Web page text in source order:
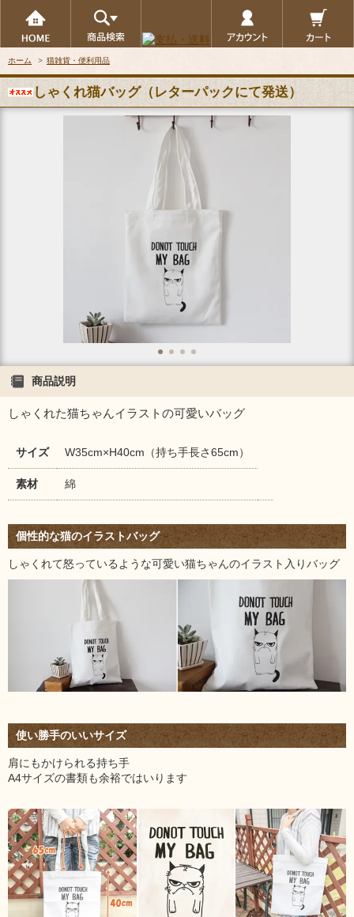
ホーム > 猫雑貨・便利用品
しゃくれ猫バッグ（レターパックにて発送）
商品説明
しゃくれた猫ちゃんイラストの可愛いバッグ
サイズ W35cm×H40cm（持ち手長さ65cm）
素材 綿
個性的な猫のイラストバッグ
しゃくれて怒っているような可愛い猫ちゃんのイラスト入りバッグ
使い勝手のいいサイズ
肩にもかけられる持ち手
A4サイズの書類も余裕ではいります